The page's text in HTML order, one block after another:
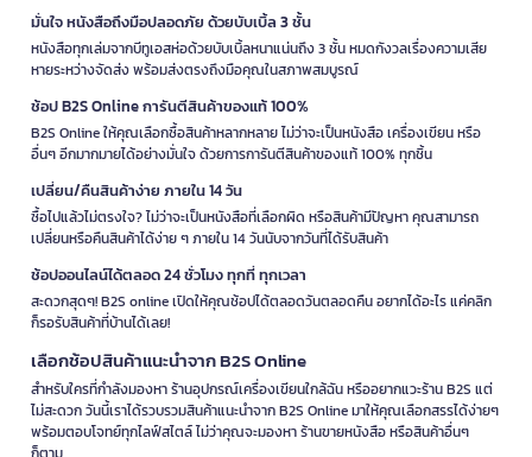
มั่นใจ หนังสือถึงมือปลอดภัย ด้วยบับเบิ้ล 3 ชั้น
หนังสือทุกเล่มจากบีทูเอสห่อด้วยบับเบิ้ลหนาแน่นถึง 3 ชั้น หมดกังวลเรื่องความเสีย
หายระหว่างจัดส่ง พร้อมส่งตรงถึงมือคุณในสภาพสมบูรณ์
ช้อป B2S Online การันตีสินค้าของแท้ 100%
B2S Online ให้คุณเลือกซื้อสินค้าหลากหลาย ไม่ว่าจะเป็นหนังสือ เครื่องเขียน หรือ
อื่นๆ อีกมากมายได้อย่างมั่นใจ ด้วยการการันตีสินค้าของแท้ 100% ทุกชิ้น
เปลี่ยน/คืนสินค้าง่าย ภายใน 14 วัน
ซื้อไปแล้วไม่ตรงใจ? ไม่ว่าจะเป็นหนังสือที่เลือกผิด หรือสินค้ามีปัญหา คุณสามารถ
เปลี่ยนหรือคืนสินค้าได้ง่าย ๆ ภายใน 14 วันนับจากวันที่ได้รับสินค้า
ช้อปออนไลน์ได้ตลอด 24 ชั่วโมง ทุกที่ ทุกเวลา
สะดวกสุดๆ! B2S online เปิดให้คุณช้อปได้ตลอดวันตลอดคืน อยากได้อะไร แค่คลิก
ก็รอรับสินค้าที่บ้านได้เลย!
เลือกช้อปสินค้าแนะนำจาก B2S Online
สำหรับใครที่กำลังมองหา ร้านอุปกรณ์เครื่องเขียนใกล้ฉัน หรืออยากแวะร้าน B2S แต่
ไม่สะดวก วันนี้เราได้รวบรวมสินค้าแนะนำจาก B2S Online มาให้คุณเลือกสรรได้ง่ายๆ
พร้อมตอบโจทย์ทุกไลฟ์สไตล์ ไม่ว่าคุณจะมองหา ร้านขายหนังสือ หรือสินค้าอื่นๆ